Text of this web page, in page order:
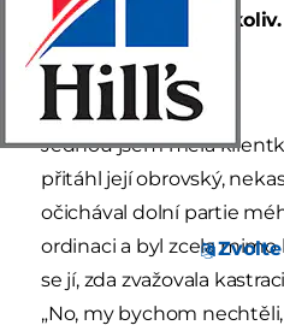
problematické či nikoliv.
Chování
Jednou jsem měla
přitáhl její obrovský,
očichával dolní partie
ordinaci a byl zcela
se jí, zda zvažovala
„No, my bychom